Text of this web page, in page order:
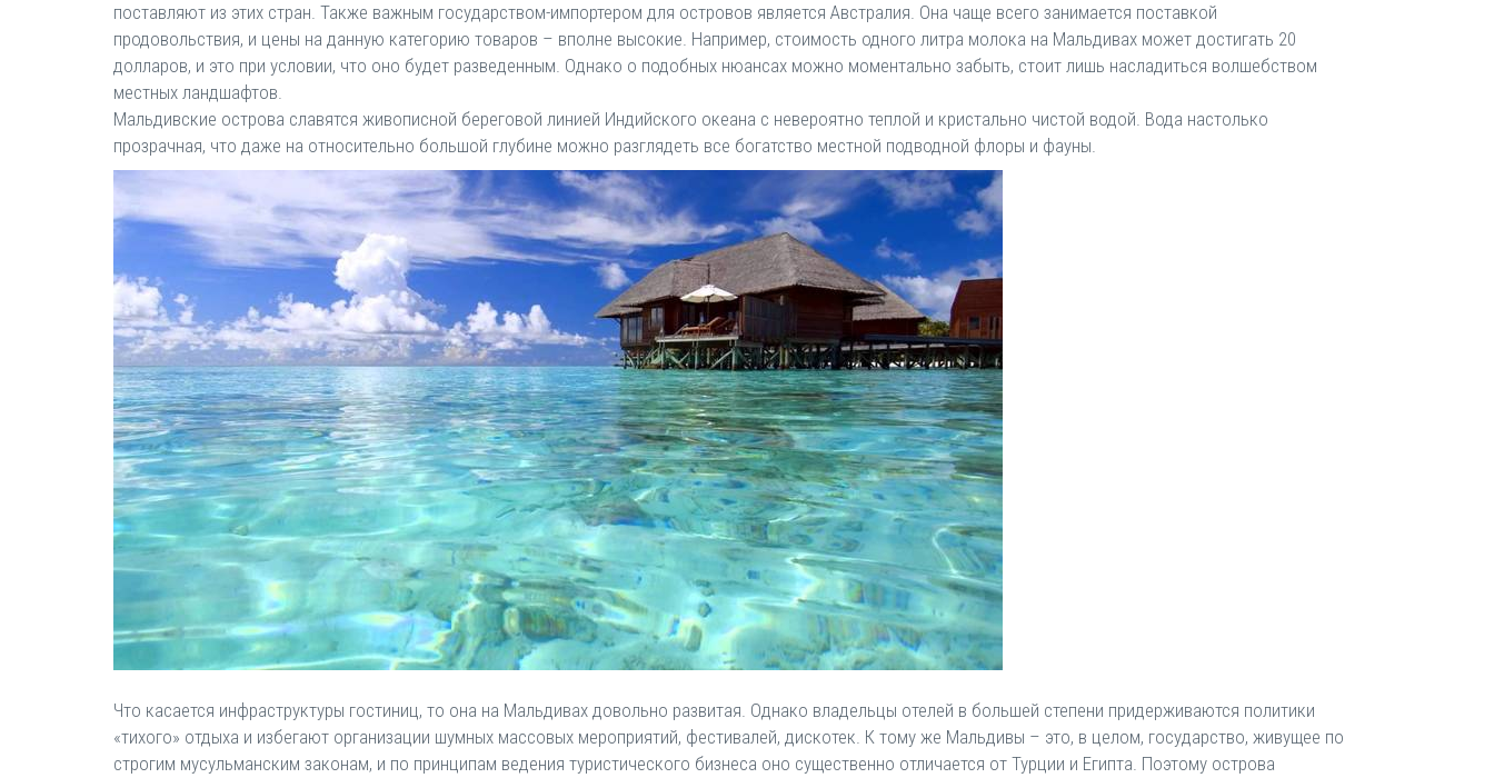
поставляют из этих стран. Также важным государством-импортером для островов является Австралия. Она чаще всего занимается поставкой
продовольствия, и цены на данную категорию товаров – вполне высокие. Например, стоимость одного литра молока на Мальдивах может достигать 20
долларов, и это при условии, что оно будет разведенным. Однако о подобных нюансах можно моментально забыть, стоит лишь насладиться волшебством
местных ландшафтов.
Мальдивские острова славятся живописной береговой линией Индийского океана с невероятно теплой и кристально чистой водой. Вода настолько
прозрачная, что даже на относительно большой глубине можно разглядеть все богатство местной подводной флоры и фауны.
Что касается инфраструктуры гостиниц, то она на Мальдивах довольно развитая. Однако владельцы отелей в большей степени придерживаются политики
«тихого» отдыха и избегают организации шумных массовых мероприятий, фестивалей, дискотек. К тому же Мальдивы – это, в целом, государство, живущее по
строгим мусульманским законам, и по принципам ведения туристического бизнеса оно существенно отличается от Турции и Египта. Поэтому острова